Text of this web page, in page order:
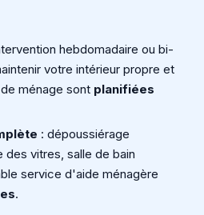
hebdomadaire ou bi-
votre intérieur propre et
ménage sont planifiées
: dépoussiérage
vitres, salle de bain
service d'aide ménagère
.